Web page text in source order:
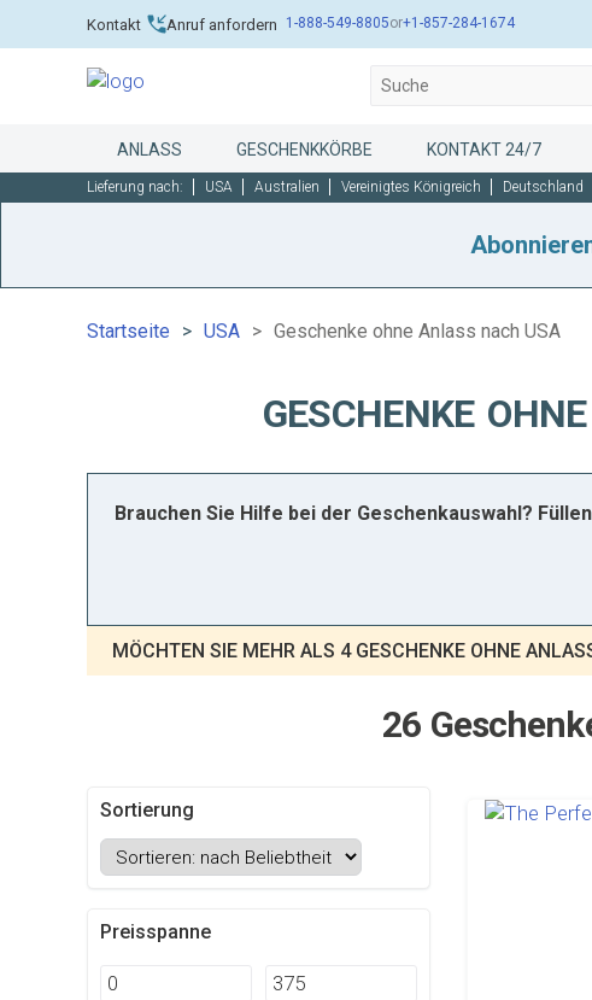
Kontakt Anruf anfordern 1-888-549-8805or+1-857-284-1674
ANLASS GESCHENKKÖRBE KONTAKT 24/7
Lieferung nach: USA Australien Vereinigtes Königreich Deutschland
Startseite USA Geschenke ohne Anlass nach USA
GESCHENKE
Brauchen Sie Hilfe bei der Geschenkauswahl?
MÖCHTEN SIE MEHR ALS 4 GESCHENKE OHNE
26
Sortierung
Preisspanne